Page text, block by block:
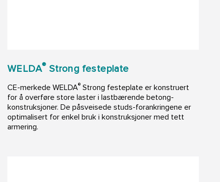
WELDA® Strong festeplate
CE-merkede WELDA® Strong festeplate er konstruert
for å overføre store laster i lastbærende betong-
konstruksjoner. De påsveisede studs-forankringene er
optimalisert for enkel bruk i konstruksjoner med tett
armering.